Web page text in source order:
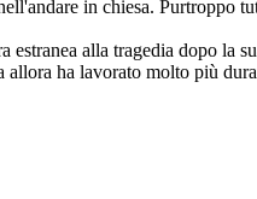
in chiesa. Purtroppo
estranea alla tragedia dopo la
allora ha lavorato molto più